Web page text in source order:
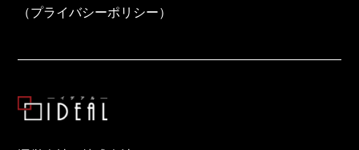
（プライバシーポリシー）